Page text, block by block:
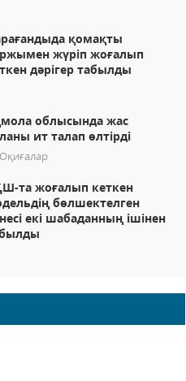
қомақты
жүріп жоғалып
дәрігер табылды
облысында жас
ит талап өлтірді
Оқиғалар
та жоғалып кеткен
бөлшектелген
екі шабаданның ішінен